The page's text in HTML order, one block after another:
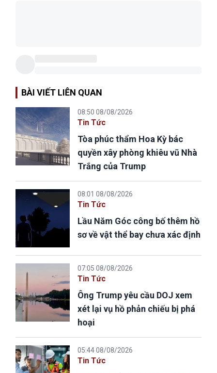
BÀI VIẾT LIÊN QUAN
08:50 08/08/2026
Tin Tức
Tòa phúc thẩm Hoa Kỳ bác
quyền xây phòng khiêu vũ Nhà
Trắng của Trump
08:01 08/08/2026
Tin Tức
Lầu Năm Góc công bố thêm hồ
sơ về vật thể bay chưa xác định
07:05 08/08/2026
Tin Tức
Ông Trump yêu cầu DOJ xem
xét lại vụ hồ phản chiếu bị phá
hoại
05:44 08/08/2026
Tin Tức